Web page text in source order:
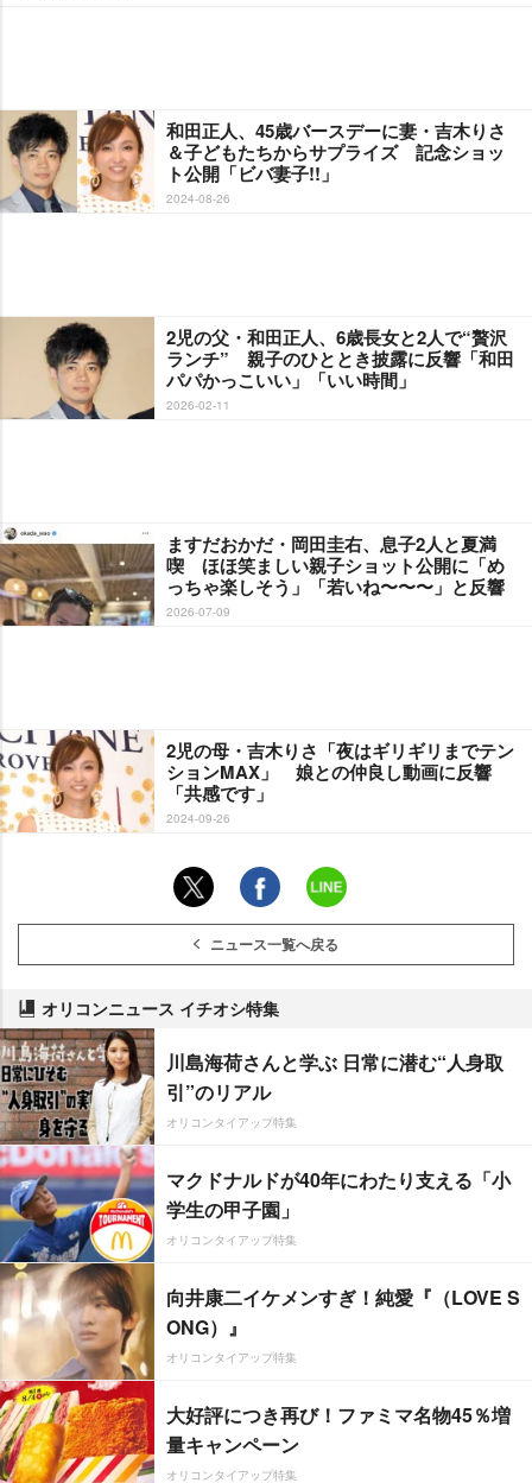
和田正人、45歳バースデーに妻・吉木りさ
＆子どもたちからサプライズ 記念ショッ
ト公開「ビバ妻子!!」
2024-08-26
2児の父・和田正人、6歳長女と2人で“贅沢
ランチ” 親子のひととき披露に反響「和田
パパかっこいい」「いい時間」
2026-02-11
ますだおかだ・岡田圭右、息子2人と夏満
喫 ほほ笑ましい親子ショット公開に「め
っちゃ楽しそう」「若いね〜〜〜」と反響
2026-07-09
2児の母・吉木りさ「夜はギリギリまでテン
ションMAX」 娘との仲良し動画に反響
「共感です」
2024-09-26
ニュース一覧へ戻る
オリコンニュース イチオシ特集
川島海荷さんと学ぶ 日常に潜む“人身取
引”のリアル
オリコンタイアップ特集
マクドナルドが40年にわたり支える「小
学生の甲子園」
オリコンタイアップ特集
向井康二イケメンすぎ！純愛『（LOVE S
ONG）』
オリコンタイアップ特集
大好評につき再び！ファミマ名物45％増
量キャンペーン
オリコンタイアップ特集